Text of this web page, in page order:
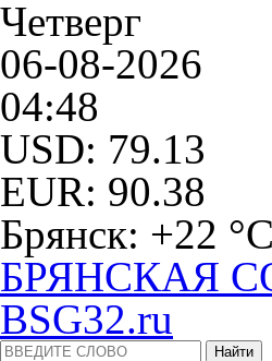
Четверг
06-08-2026
04:48
USD: 79.13
EUR: 90.38
Брянск: +22 °С
БРЯНСКАЯ
BSG32.ru